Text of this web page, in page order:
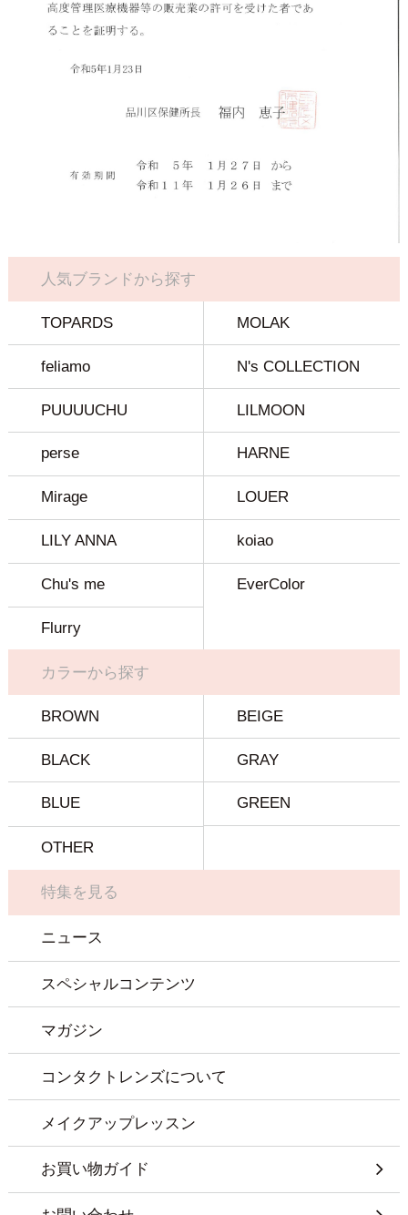
人気ブランドから探す
TOPARDS MOLAK
feliamo N's COLLECTION
PUUUUCHU LILMOON
perse HARNE
Mirage LOUER
LILY ANNA koiao
Chu's me EverColor
Flurry
カラーから探す
BROWN BEIGE
BLACK GRAY
BLUE GREEN
OTHER
特集を見る
ニュース
スペシャルコンテンツ
マガジン
コンタクトレンズについて
メイクアップレッスン
お買い物ガイド